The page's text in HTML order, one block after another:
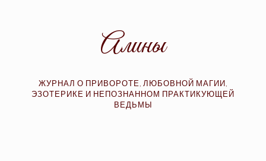
Алины
ЖУРНАЛ О ПРИВОРОТЕ, ЛЮБОВНОЙ МАГИИ,
ЭЗОТЕРИКЕ И НЕПОЗНАННОМ ПРАКТИКУЮЩЕЙ
ВЕДЬМЫ